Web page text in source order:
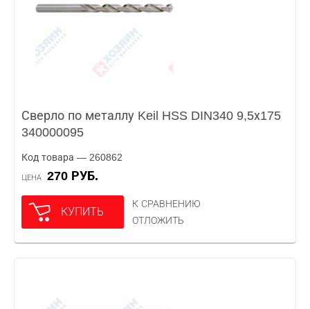
Сверло по металлу Keil HSS DIN340 9,5х175
340000095
Код товара — 260862
ЦЕНА 270 РУБ.
КУПИТЬ
К СРАВНЕНИЮ
ОТЛОЖИТЬ